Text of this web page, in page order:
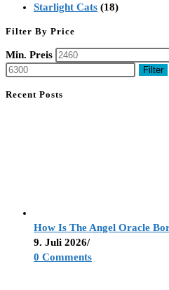
Starlight Cats (18)
Filter By Price
Min. Preis
Filter
Recent Posts
How Is The Angel Oracle
9. Juli 2026/
0 Comments